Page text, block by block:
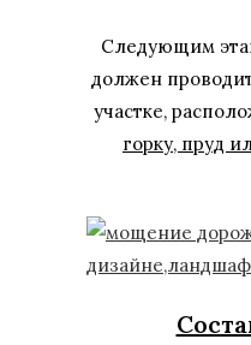
Следующим
должен
участке,
горку, пруд